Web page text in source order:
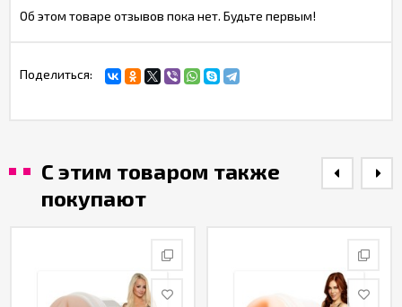
Об этом товаре отзывов пока нет. Будьте первым!
Поделиться:
С этим товаром также
покупают